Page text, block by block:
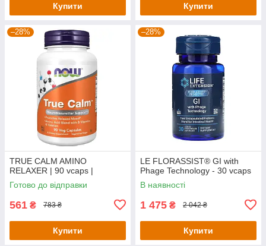
Купити Купити
–28%
TRUE CALM AMINO
RELAXER | 90 vcaps |
Готово до відправки
561 ₴ 783 ₴
Купити
–28%
LE FLORASSIST® GI with
Phage Technology - 30 vcaps
В наявності
1 475 ₴ 2 042 ₴
Купити